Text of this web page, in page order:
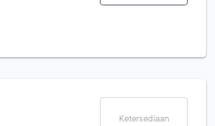
Ketersediaan